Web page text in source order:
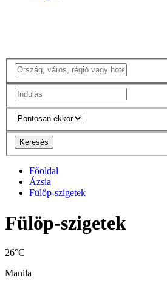
Keresés
Főoldal
Ázsia
Fülöp-szigetek
Fülöp-szigetek
26°C
Manila